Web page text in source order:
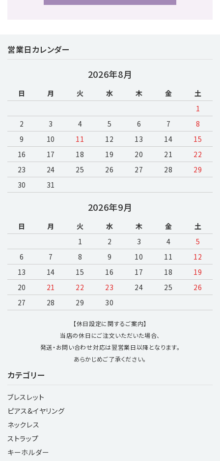
キーワード
カテゴリー
検索する
カテゴリー
ブレスレット
ピアス&イヤリング
ネックレス
ストラップ
キーホルダー
営業日カレンダー
2026年8月
日 月 火 水 木 金
土
1
2
3 4 5 6 7
8
9
10 11 12 13 14
15
16
17 18 19 20 21
22
23
24 25 26 27 28
29
30
31
2026年9月
日 月 火 水 木 金
土
1
2 3 4
5
6
7 8 9 10 11
12
13
14 15 16 17 18
19
20
21 22 23 24 25
26
27
28 29 30
【休日設定に関するご案内】
当店の休日にご注文いただいた場合、
発送・お問い合わせ対応は翌営業日以降となります。
あらかじめご了承ください。